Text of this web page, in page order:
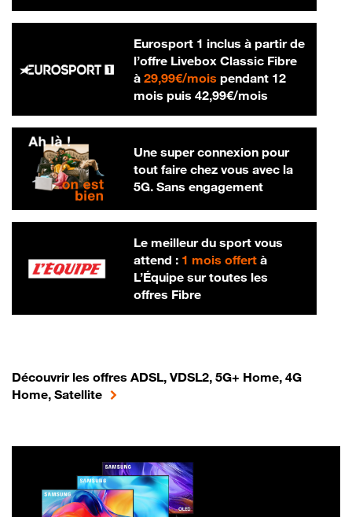
Eurosport 1 inclus à partir de
l’offre Livebox Classic Fibre
à 29,99€/mois29,99 € par mois
pendant 12
mois puis 42,99€/mois42,99 € par
Une super connexion pour
tout faire chez vous avec la
5G. Sans engagement
Le meilleur du sport vous
attend : 1 mois offertà
L’Équipe sur toutes les
offres Fibre
Découvrir les offres ADSL, VDSL2, 5G+ Home, 4G
Home, Satellite